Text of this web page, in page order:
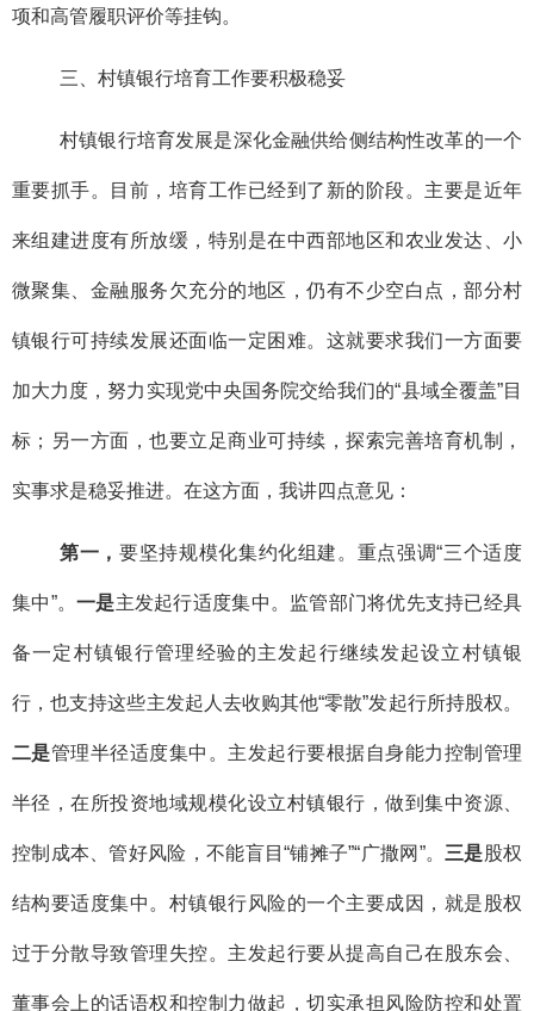
项和高管履职评价等挂钩。
三、村镇银行培育工作要积极稳妥
村镇银行培育发展是深化金融供给侧结构性改革的一个
重要抓手。目前，培育工作已经到了新的阶段。主要是近年
来组建进度有所放缓，特别是在中西部地区和农业发达、小
微聚集、金融服务欠充分的地区，仍有不少空白点，部分村
镇银行可持续发展还面临一定困难。这就要求我们一方面要
加大力度，努力实现党中央国务院交给我们的“县域全覆盖”目
标；另一方面，也要立足商业可持续，探索完善培育机制，
实事求是稳妥推进。在这方面，我讲四点意见：
第一， 要坚持规模化集约化组建。重点强调“三个适度
集中”。一是主发起行适度集中。监管部门将优先支持已经具
备一定村镇银行管理经验的主发起行继续发起设立村镇银
行，也支持这些主发起人去收购其他“零散”发起行所持股权。
二是管理半径适度集中。主发起行要根据自身能力控制管理
半径，在所投资地域规模化设立村镇银行，做到集中资源、
控制成本、管好风险，不能盲目“铺摊子”“广撒网”。 三是 股权
结构要适度集中。村镇银行风险的一个主要成因，就是股权
过于分散导致管理失控。主发起行要从提高自己在股东会、
董事会上的话语权和控制力做起，切实承担风险防控和处置